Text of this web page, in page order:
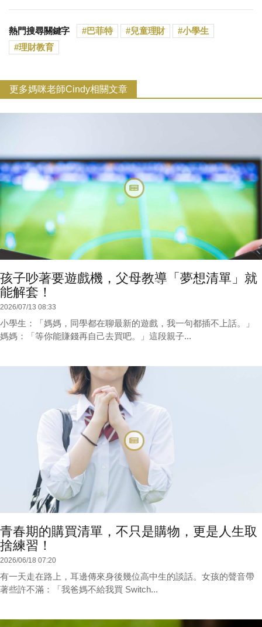
熱門搜尋關鍵字 巴菲特 兒童理財
小學生
理財教育
更多媽咪老師Cindy相關文章
孩子吵著要遊戲機，父母教導「夢想清單」就
能解套！
2026/07/13 08:33
小學生：「媽媽，同學都在聊最新的遊戲，我一句都插不上話。」
媽媽：「等你能賺錢再自己去買吧。」這段親子...
青春期的購買清單，不只是購物，更是人生取
捨練習！
2026/06/18 07:20
有一天走在路上，耳邊傳來身後幾位高中生的談話。女孩的聲音帶
著些許不滿：「我爸媽不給我買 Switch...